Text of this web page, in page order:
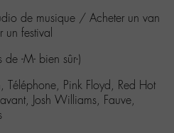
de musique / Acheter un van
festival
de -M- bien sûr-)
Téléphone, Pink Floyd, Red Hot
Josh Williams, Fauve,